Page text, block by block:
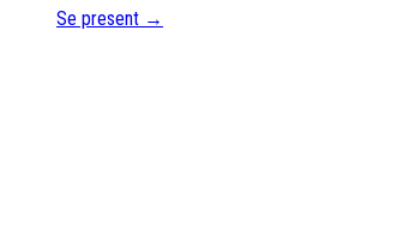
Se present →